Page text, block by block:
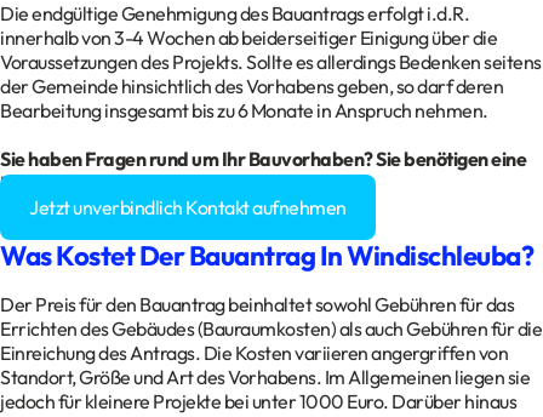
Die endgültige Genehmigung des Bauantrags erfolgt i.d.R.
innerhalb von 3-4 Wochen ab beiderseitiger Einigung über die
Voraussetzungen des Projekts. Sollte es allerdings Bedenken seitens
der Gemeinde hinsichtlich des Vorhabens geben, so darf deren
Bearbeitung insgesamt bis zu 6 Monate in Anspruch nehmen.
Sie haben Fragen rund um Ihr Bauvorhaben? Sie benötigen eine
Baugenehmigung?
Jetzt unverbindlich Kontakt aufnehmen
Was Kostet Der Bauantrag In Windischleuba?
Der Preis für den Bauantrag beinhaltet sowohl Gebühren für das
Errichten des Gebäudes (Bauraumkosten) als auch Gebühren für die
Einreichung des Antrags. Die Kosten variieren angergriffen von
Standort, Größe und Art des Vorhabens. Im Allgemeinen liegen sie
jedoch für kleinere Projekte bei unter 1000 Euro. Darüber hinaus